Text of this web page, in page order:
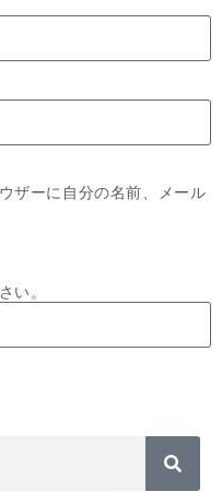
ザーに自分の名前、メール
い。